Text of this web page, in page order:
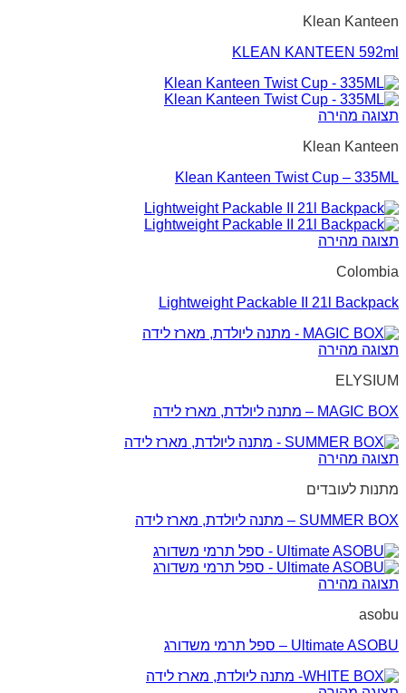
Klean Kanteen
KLEAN KANTEEN 592ml
תצוגה מהירה
Klean Kanteen
Klean Kanteen Twist Cup – 335ML
תצוגה מהירה
Colombia
Lightweight Packable II 21l Backpack
תצוגה מהירה
ELYSIUM
MAGIC BOX – מתנה ליולדת, מארז לידה
תצוגה מהירה
מתנות לעובדים
SUMMER BOX – מתנה ליולדת, מארז לידה
תצוגה מהירה
asobu
Ultimate ASOBU – ספל תרמי משדורג